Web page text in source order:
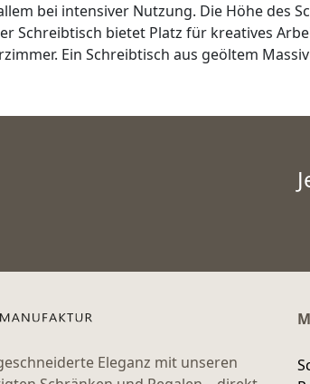
bei intensiver Nutzung. Die Höhe des
Schreibtisch bietet Platz für kreatives
Ein Schreibtisch aus geöltem
Eleganz mit unseren